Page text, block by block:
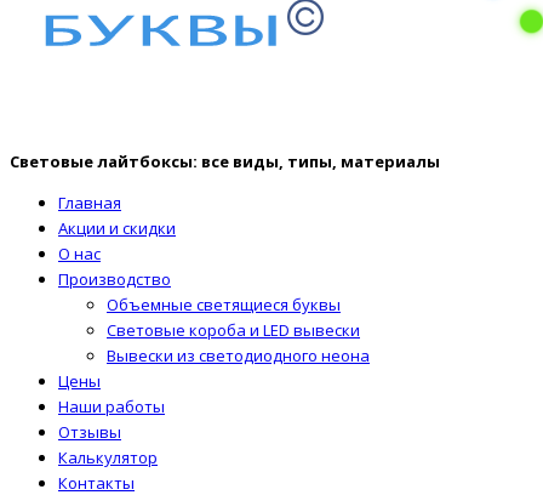
Световые лайтбоксы: все виды, типы, материалы
Главная
Акции и скидки
О нас
Производство
Объемные светящиеся буквы
Световые короба и LED вывески
Вывески из светодиодного неона
Цены
Наши работы
Отзывы
Калькулятор
Контакты